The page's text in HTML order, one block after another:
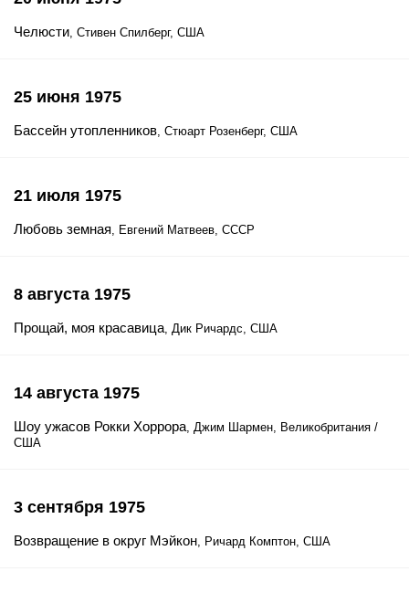
Челюсти, Стивен Спилберг, США
25 июня 1975
Бассейн утопленников, Стюарт Розенберг, США
21 июля 1975
Любовь земная, Евгений Матвеев, СССР
8 августа 1975
Прощай, моя красавица, Дик Ричардс, США
14 августа 1975
Шоу ужасов Рокки Хоррора, Джим Шармен, Великобритания /
США
3 сентября 1975
Возвращение в округ Мэйкон, Ричард Комптон, США